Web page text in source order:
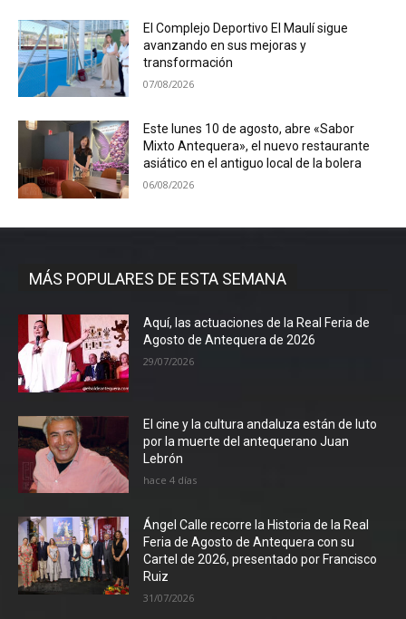
El Complejo Deportivo El Maulí sigue
avanzando en sus mejoras y
transformación
07/08/2026
Este lunes 10 de agosto, abre «Sabor
Mixto Antequera», el nuevo restaurante
asiático en el antiguo local de la bolera
06/08/2026
MÁS POPULARES DE ESTA SEMANA
Aquí, las actuaciones de la Real Feria de
Agosto de Antequera de 2026
29/07/2026
El cine y la cultura andaluza están de luto
por la muerte del antequerano Juan
Lebrón
hace 4 días
Ángel Calle recorre la Historia de la Real
Feria de Agosto de Antequera con su
Cartel de 2026, presentado por Francisco
Ruiz
31/07/2026